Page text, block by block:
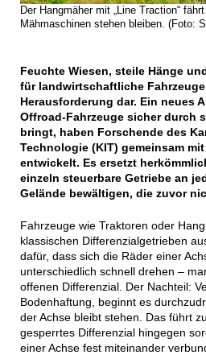
Der Hangmäher mit „Line Traction“
Mähmaschinen stehen bleiben. (Foto:
Feuchte Wiesen, steile Hänge
für landwirtschaftliche
Herausforderung dar. Ein neues
Offroad-Fahrzeuge sicher durch
bringt, haben Forschende des
Technologie (KIT) gemeinsam
entwickelt. Es ersetzt
einzeln steuerbare Getriebe an
Gelände bewältigen, die zuvor
Fahrzeuge wie Traktoren oder
klassischen Differenzialgetrieben
dafür, dass sich die Räder einer
unterschiedlich schnell drehen –
offenen Differenzial. Der Nachteil:
Bodenhaftung, beginnt es
der Achse bleibt stehen. Das führt
gesperrtes Differenzial hingegen
einer Achse fest miteinander